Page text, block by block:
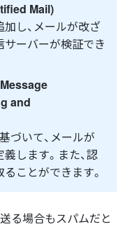
Mail)
し、メールが改ざ
ーバーが検証でき
and
づいて、メールが
します。また、認
ことができます。
る場合もスパムだと